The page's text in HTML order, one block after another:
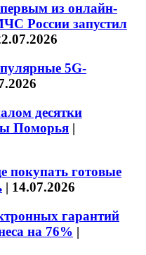
из онлайн-
России запустил
5G-
десятки
Поморья |
покупать готовые
| 14.07.2026
гарантий
на 76% |